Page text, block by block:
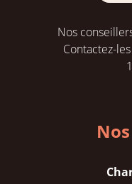
Nos
Contactez-